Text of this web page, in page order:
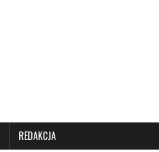
REDAKCJA